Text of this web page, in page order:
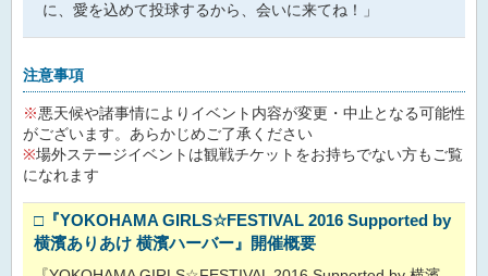
に、愛を込めて投球するから、会いに来てね！」
注意事項
※悪天候や諸事情によりイベント内容が変更・中止となる可能性
がございます。あらかじめご了承ください
※場外ステージイベントは観戦チケットをお持ちでない方もご覧
になれます
□『YOKOHAMA GIRLS☆FESTIVAL 2016 Supported by
横濱ありあけ 横濱ハーバー』開催概要